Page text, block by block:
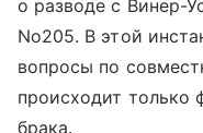
о разводе с Винер-
No205. В этой
вопросы по
происходит только
брака.